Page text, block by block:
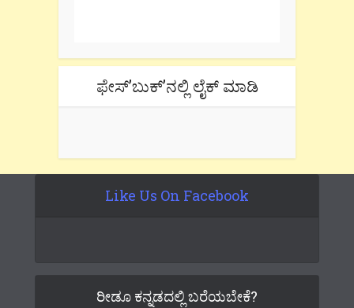
ಫೇಸ್’ಬುಕ್’ನಲ್ಲಿ ಲೈಕ್ ಮಾಡಿ
Like Us On Facebook
ರೀಡೂ ಕನ್ನಡದಲ್ಲಿ ಬರೆಯಬೇಕೆ?